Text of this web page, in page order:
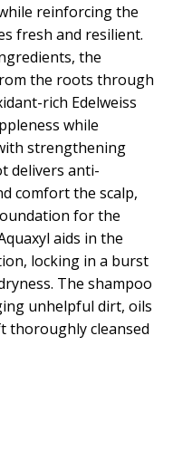
reinforcing the
fresh and resilient.
the
the roots through
rich Edelweiss
while
strengthening
delivers anti-
comfort the scalp,
for the
aids in the
locking in a burst
The shampoo
unhelpful dirt, oils
thoroughly cleansed